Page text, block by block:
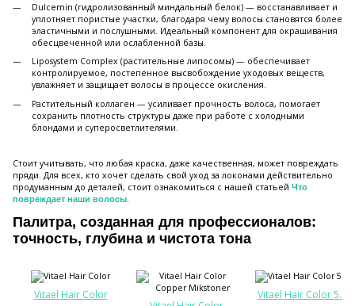
Dulcemin (гидролизованный миндальный белок) — восстанавливает и
уплотняет пористые участки, благодаря чему волосы становятся более
эластичными и послушными. Идеальный компонент для окрашивания
обесцвеченной или ослабленной базы.
Liposystem Complex (растительные липосомы) — обеспечивает
контролируемое, постепенное высвобождение уходовых веществ,
увлажняет и защищает волосы в процессе окисления.
Растительный коллаген — усиливает прочность волоса, помогает
сохранить плотность структуры даже при работе с холодными
блондами и суперосветлителями.
Стоит учитывать, что любая краска, даже качественная, может повреждать
пряди. Для всех, кто хочет сделать свой уход за локонами действительно
продуманным до деталей, стоит ознакомиться с нашей статьей Что
повреждает наши волосы.
Палитра, созданная для профессионалов:
точность, глубина и чистота тона
Vitael Hair Color Vitael Hair Color 5.4